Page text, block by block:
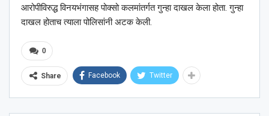
आरोपीविरुद्ध विनयभंगासह पोक्सो कलमांतर्गत गुन्हा दाखल केला होता. गुन्हा
दाखल होताच त्याला पोलिसांनी अटक केली.
0
Share Facebook Twitter